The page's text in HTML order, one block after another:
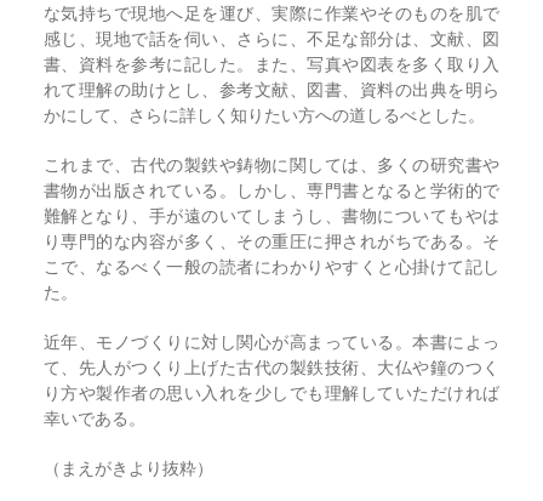
な気持ちで現地へ足を運び、実際に作業やそのものを肌で
感じ、現地で話を伺い、さらに、不足な部分は、文献、図
書、資料を参考に記した。また、写真や図表を多く取り入
れて理解の助けとし、参考文献、図書、資料の出典を明ら
かにして、さらに詳しく知りたい方への道しるべとした。
これまで、古代の製鉄や鋳物に関しては、多くの研究書や
書物が出版されている。しかし、専門書となると学術的で
難解となり、手が遠のいてしまうし、書物についてもやは
り専門的な内容が多く、その重圧に押されがちである。そ
こで、なるべく一般の読者にわかりやすくと心掛けて記し
た。
近年、モノづくりに対し関心が高まっている。本書によっ
て、先人がつくり上げた古代の製鉄技術、大仏や鐘のつく
り方や製作者の思い入れを少しでも理解していただければ
幸いである。
（まえがきより抜粋）